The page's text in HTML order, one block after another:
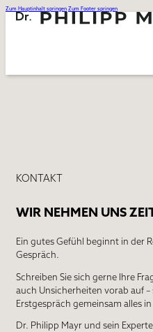
Zum Hauptinhalt springen Zum Footer springen
KONTAKT
WIR NEHMEN UNS
Ein gutes Gefühl beginnt in der
Gespräch.
Schreiben Sie sich gerne Ihre
auch Unsicherheiten vorab auf
Erstgespräch gemeinsam alles
Dr. Philipp Mayr und sein